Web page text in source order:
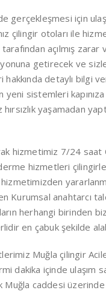
gerçekleşmesi için
çilingir otoları ile
açılmış
getirecek ve
hakkında detaylı
yeni sistemleri
yaşamadan
hizmetimiz 7/24 saat
hizmetleri
Kurumsal anahtarcı
herhangi birinden
en çabuk şekilde
Muğla çilingir
dakika içinde ulaşım
Muğla caddesi